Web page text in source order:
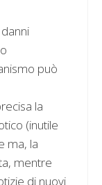
può
la
(inutile
ma, la
mentre
di nuovi